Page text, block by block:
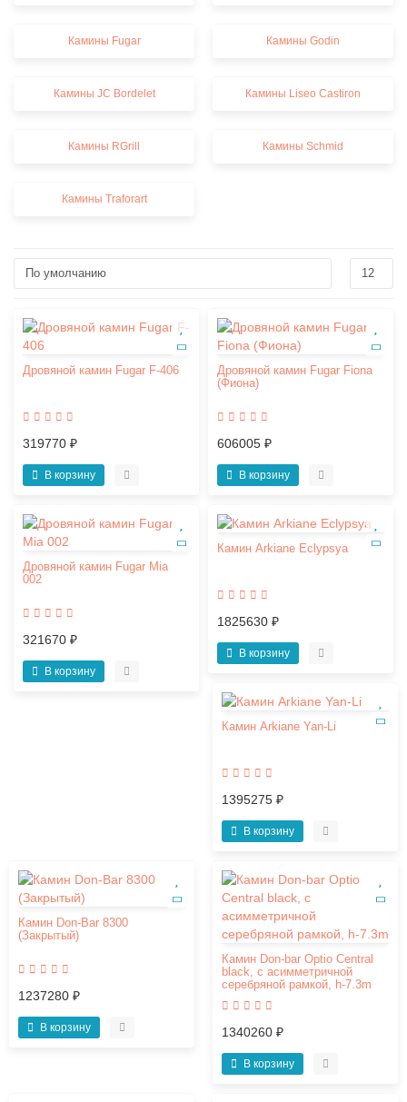
Камины Fugar Камины Godin
Камины JC Bordelet Камины Liseo Castiron
Камины RGrill Камины Schmid
Камины Traforart
Дровяной камин Fugar F-406
319770 ₽
В корзину
Дровяной камин Fugar Fiona
(Фиона)
606005 ₽
В корзину
Дровяной камин Fugar Mia
002
321670 ₽
В корзину
Камин Arkiane Eclypsya
1825630 ₽
В корзину
Камин Arkiane Yan-Li
1395275 ₽
В корзину
Камин Don-Bar 8300
(Закрытый)
1237280 ₽
В корзину
Камин Don-bar Optio Central
black, с асимметричной
серебряной рамкой, h-7.3m
1340260 ₽
В корзину